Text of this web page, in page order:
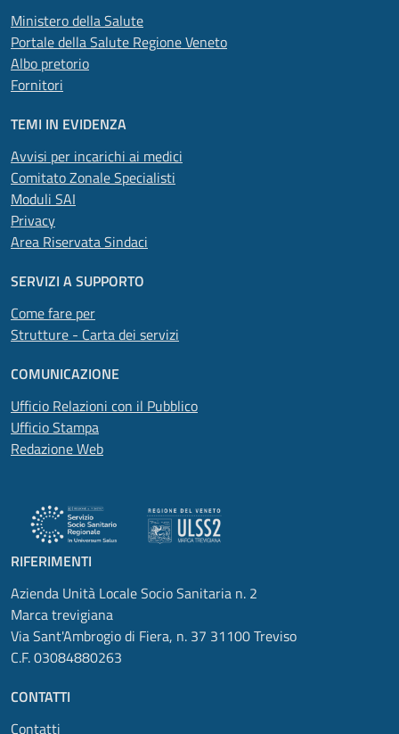
Ministero della Salute
Portale della Salute Regione Veneto
Albo pretorio
Fornitori
TEMI IN EVIDENZA
Avvisi per incarichi ai medici
Comitato Zonale Specialisti
Moduli SAI
Privacy
Area Riservata Sindaci
SERVIZI A SUPPORTO
Come fare per
Strutture - Carta dei servizi
COMUNICAZIONE
Ufficio Relazioni con il Pubblico
Ufficio Stampa
Redazione Web
RIFERIMENTI
Azienda Unità Locale Socio Sanitaria n. 2
Marca trevigiana
Via Sant'Ambrogio di Fiera, n. 37 31100 Treviso
C.F. 03084880263
CONTATTI
Contatti